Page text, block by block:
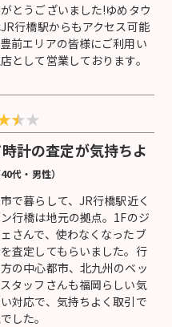
とうございました!ゆめタウ
行橋駅からもアクセス可能
前エリアの皆様にご利用い
として営業しております。
★
計の査定が気持ちよ
40代・男性）
で暮らして、JR行橋駅近く
行橋は地元の拠点。1Fのジ
さんで、使わなくなったブ
査定してもらいました。行
の中心都市、北九州のベッ
タッフさんも福岡らしい気
対応で、気持ちよく取引で
した。